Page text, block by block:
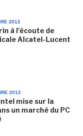
2012
à l'écoute de
Alcatel-Lucent
2012
mise sur la
un marché du PC